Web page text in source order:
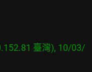
臺灣), 10/03/